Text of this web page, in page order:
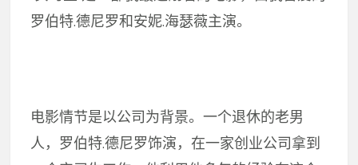
罗伯特.德尼罗和安妮.海瑟薇主演。
电影情节是以公司为背景。一个退休的老男
人，罗伯特.德尼罗饰演，在一家创业公司拿到